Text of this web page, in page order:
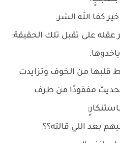
كفا الله الشر.
عقله على تقبل تلك الحقيقة:
من الخوف وتزايدت
مفقودًا من طرف
بعد اللي قالته؟؟